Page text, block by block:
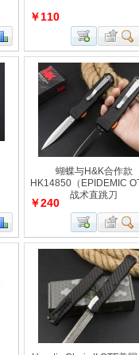
￥110
蝴蝶与H&K合作款
HK14850（EPIDEMIC
战术直跳刀
￥240